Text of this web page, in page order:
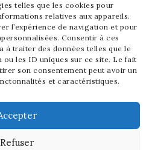
telles que les cookies pour
relatives aux appareils.
l’expérience de navigation et pour
Consentir à ces
à traiter des données telles que le
les ID uniques sur ce site. Le fait
son consentement peut avoir un
et caractéristiques.
Refuser
je fusionne ma
l'économie des célébrités.
et la poterie, je trouve le
mes activités. Mère d'un
avec lui l'amour de